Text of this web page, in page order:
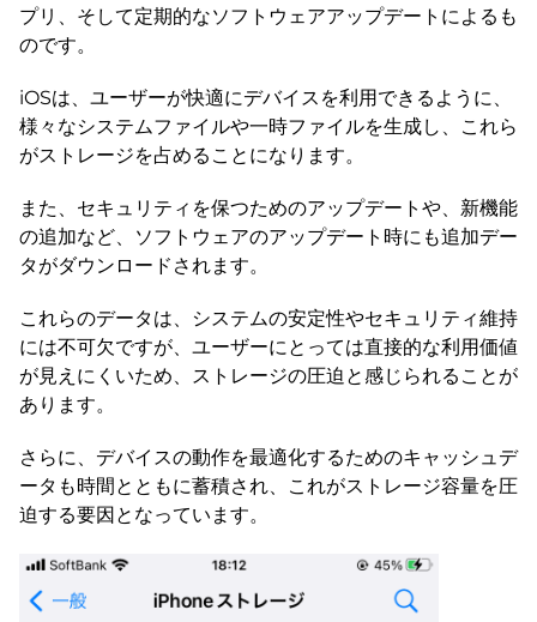
プリ、そして定期的なソフトウェアアップデートによるも
のです。
iOSは、ユーザーが快適にデバイスを利用できるように、
様々なシステムファイルや一時ファイルを生成し、これら
がストレージを占めることになります。
また、セキュリティを保つためのアップデートや、新機能
の追加など、ソフトウェアのアップデート時にも追加デー
タがダウンロードされます。
これらのデータは、システムの安定性やセキュリティ維持
には不可欠ですが、ユーザーにとっては直接的な利用価値
が見えにくいため、ストレージの圧迫と感じられることが
あります。
さらに、デバイスの動作を最適化するためのキャッシュデ
ータも時間とともに蓄積され、これがストレージ容量を圧
迫する要因となっています。